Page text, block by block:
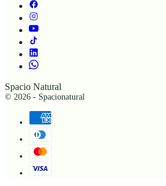
Spacio Natural
© 2026 - Spacionatural